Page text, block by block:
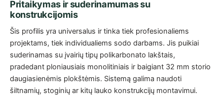
Pritaikymas ir suderinamumas su
konstrukcijomis
Šis profilis yra universalus ir tinka tiek profesionaliems
projektams, tiek individualiems sodo darbams. Jis puikiai
suderinamas su įvairių tipų polikarbonato lakštais,
pradedant ploniausiais monolitiniais ir baigiant 32 mm storio
daugiasienėmis plokštėmis. Sistemą galima naudoti
šiltnamių, stoginių ar kitų lauko konstrukcijų montavimui.